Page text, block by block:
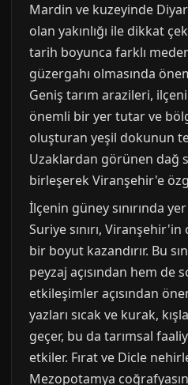
Mardin ve kuzeyinde
olan yakınlığı ile dikkat
tarih boyunca farklı
güzergahı olmasında
Geniş tarım arazileri,
önemli bir yer tutar ve
oluşturan yeşil dokunun
Uzaklardan görünen dağ
birleşerek Viranşehir'e
İlçenin güney sınırında
Suriye sınırı, Viranşehir'in
bir boyut kazandırır. Bu
peyzaj açısından hem de
etkileşimler açısından
yazları sıcak ve kurak,
geçer, bu da tarımsal
etkiler. Fırat ve Dicle
Mezopotamya